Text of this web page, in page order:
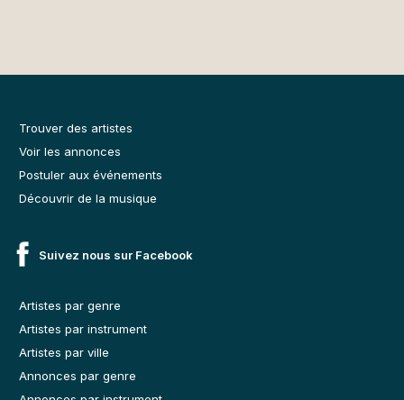
Trouver des artistes
Voir les annonces
Postuler aux événements
Découvrir de la musique
Suivez nous sur Facebook
Artistes par genre
Artistes par instrument
Artistes par ville
Annonces par genre